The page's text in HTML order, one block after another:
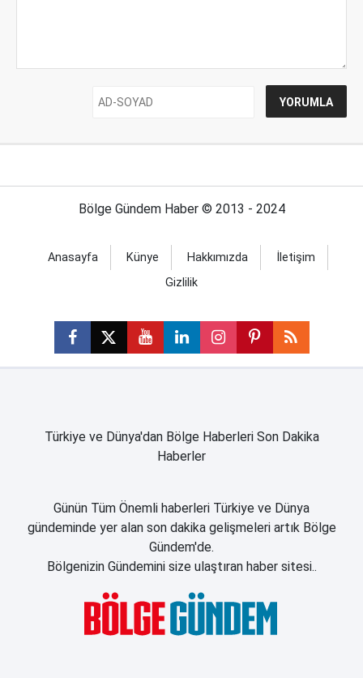
Bölge Gündem Haber © 2013 - 2024
Anasayfa Künye Hakkımızda
İletişim
Gizlilik
Türkiye ve Dünya'dan Bölge Haberleri Son Dakika
Haberler
Günün Tüm Önemli haberleri Türkiye ve Dünya
gündeminde yer alan son dakika gelişmeleri artık Bölge
Gündem'de.
Bölgenizin Gündemini size ulaştıran haber sitesi..